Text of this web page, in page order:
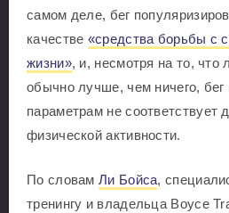
самом деле, бег
качестве «средства борьбы с
жизни», и, несмотря на то, что
обычно лучше, чем ничего, бег
параметрам не соответствует
физической активности.
По словамЛи Бойса,
тренингу и владельца Boyce